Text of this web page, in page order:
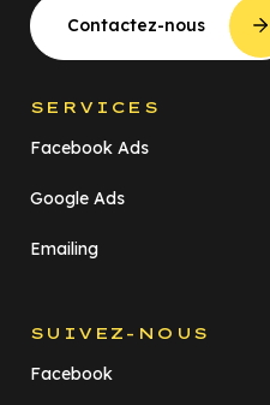
Contactez-nous
SERVICES
Facebook Ads
Google Ads
Emailing
SUIVEZ-NOUS
Facebook